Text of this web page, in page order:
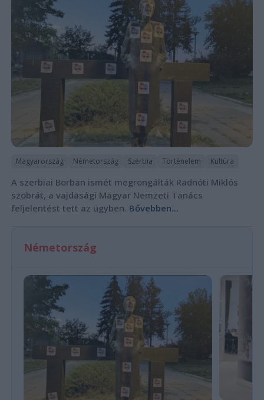
Magyarország Németország Szerbia Történelem Kultúra
A szerbiai Borban ismét megrongálták Radnóti Miklós
szobrát, a vajdasági Magyar Nemzeti Tanács
feljelentést tett az ügyben. Bővebben...
Németország